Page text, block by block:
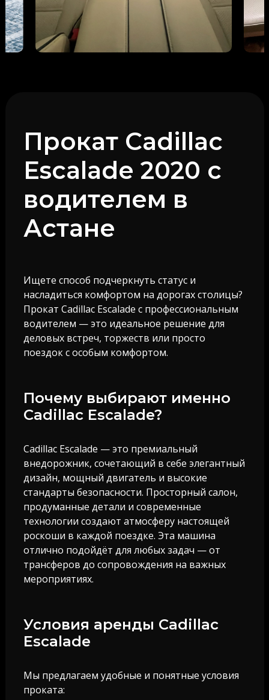
Прокат Cadillac
Escalade 2020 с
водителем в
Астане
Ищете способ подчеркнуть статус и
насладиться комфортом на дорогах столицы?
Прокат Cadillac Escalade с профессиональным
водителем — это идеальное решение для
деловых встреч, торжеств или просто
поездок с особым комфортом.
Почему выбирают именно
Cadillac Escalade?
Cadillac Escalade — это премиальный
внедорожник, сочетающий в себе элегантный
дизайн, мощный двигатель и высокие
стандарты безопасности. Просторный салон,
продуманные детали и современные
технологии создают атмосферу настоящей
роскоши в каждой поездке. Эта машина
отлично подойдёт для любых задач — от
трансферов до сопровождения на важных
мероприятиях.
Условия аренды Cadillac
Escalade
Мы предлагаем удобные и понятные условия
проката: